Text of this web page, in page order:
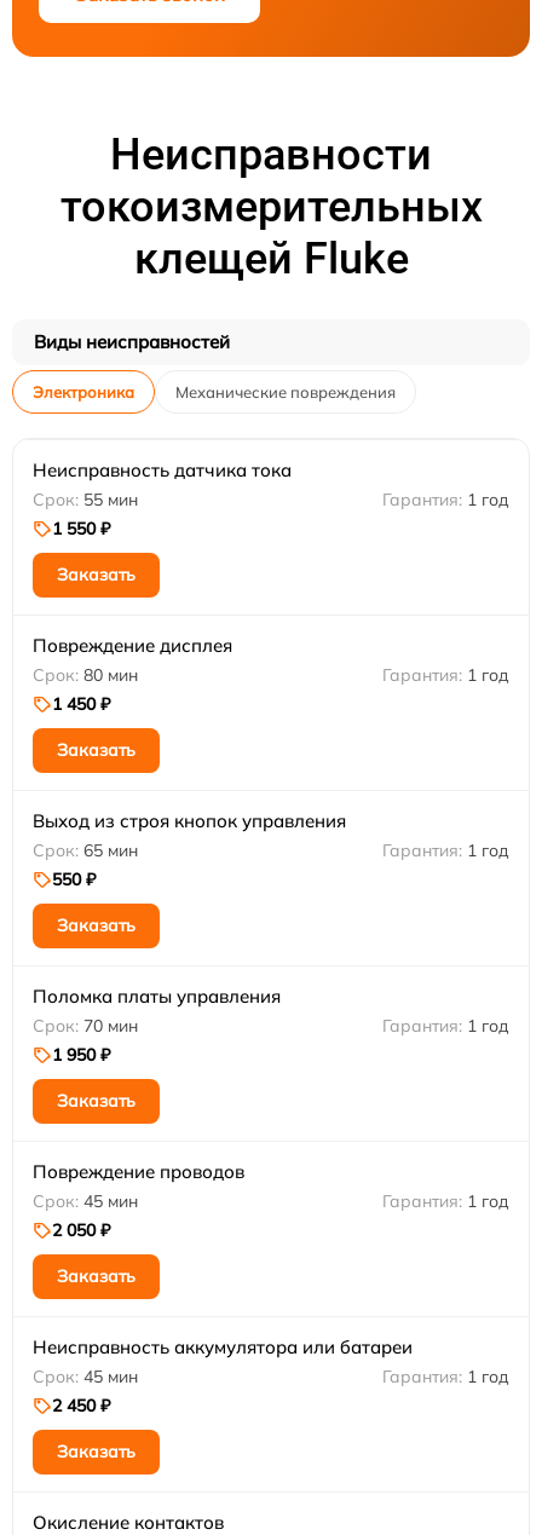
Неисправности
токоизмерительных
клещей Fluke
Виды неисправностей
Электроника Механические повреждения
Неисправность датчика тока
55 мин
1 год
1 550 ₽
Заказать
Повреждение дисплея
80 мин
1 год
1 450 ₽
Заказать
Выход из строя кнопок управления
65 мин
1 год
550 ₽
Заказать
Поломка платы управления
70 мин
1 год
1 950 ₽
Заказать
Повреждение проводов
45 мин
1 год
2 050 ₽
Заказать
Неисправность аккумулятора или батареи
45 мин
1 год
2 450 ₽
Заказать
Окисление контактов